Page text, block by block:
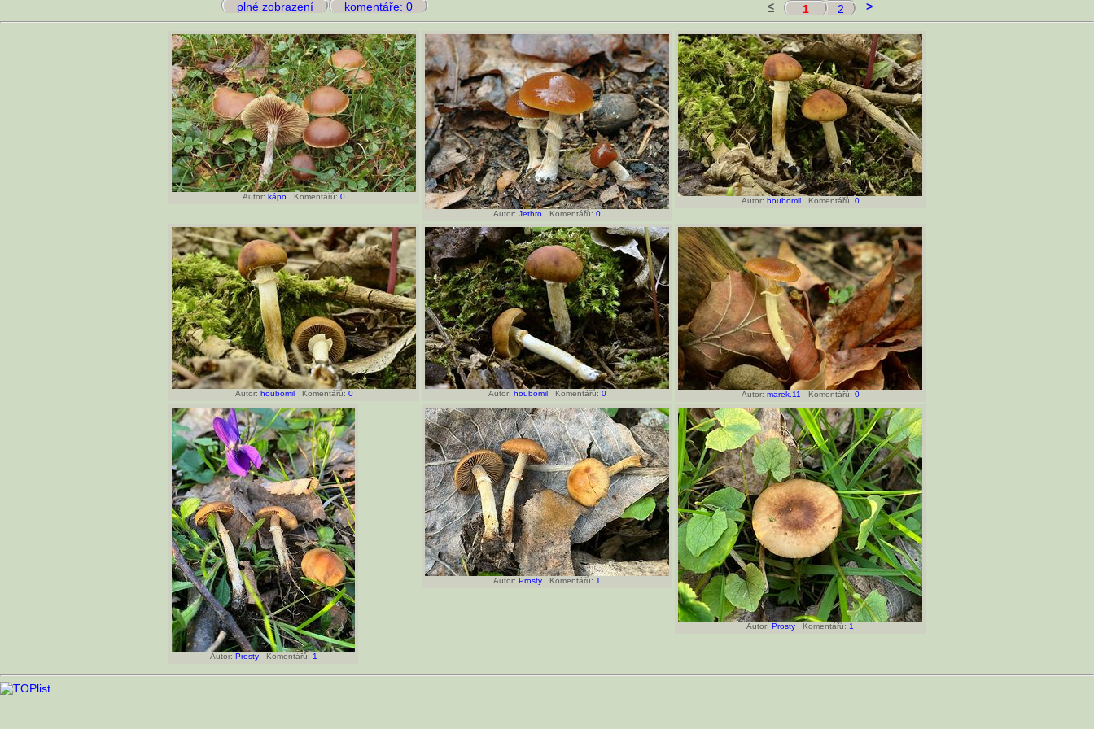
plné zobrazení komentáře: 0 < 1 2 >
Autor: kápo Komentářů: 0
Autor: Jethro Komentářů: 0
Autor: houbomilKomentářů: 0
Autor: houbomilKomentářů: 0 Autor: houbomilKomentářů: 0 Autor: marek.11 Komentářů: 0
Autor: ProstyKomentářů: 1
Autor: Prosty Komentářů: 1
Autor: Prosty Komentářů: 1